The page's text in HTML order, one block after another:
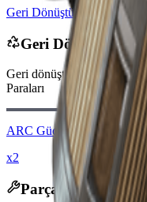
Geri Dönüştür: x3
Geri
Geri dönüştürüldüğünde
Paraları
ARC Güç Pili
x2
Parçalanınca